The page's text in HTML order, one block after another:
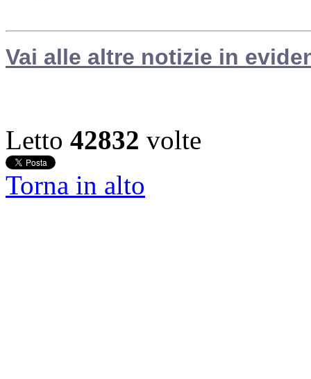
Vai alle altre notizie in
Letto 42832 volte
Torna in alto